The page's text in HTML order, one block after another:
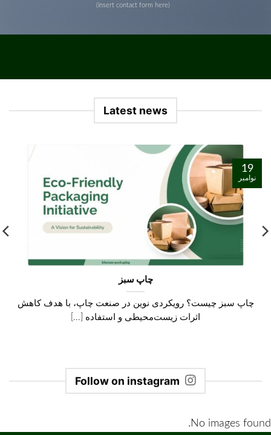
(insert contact form here)
Latest news
چاپ سبز
چاپ سبز چیست؟ رویکردی نوین در صنعت چاپ، با هدف کاهش
اثرات زیست‌محیطی و استفاده [...]
19
نوامبر
Follow on instagram
No images found.